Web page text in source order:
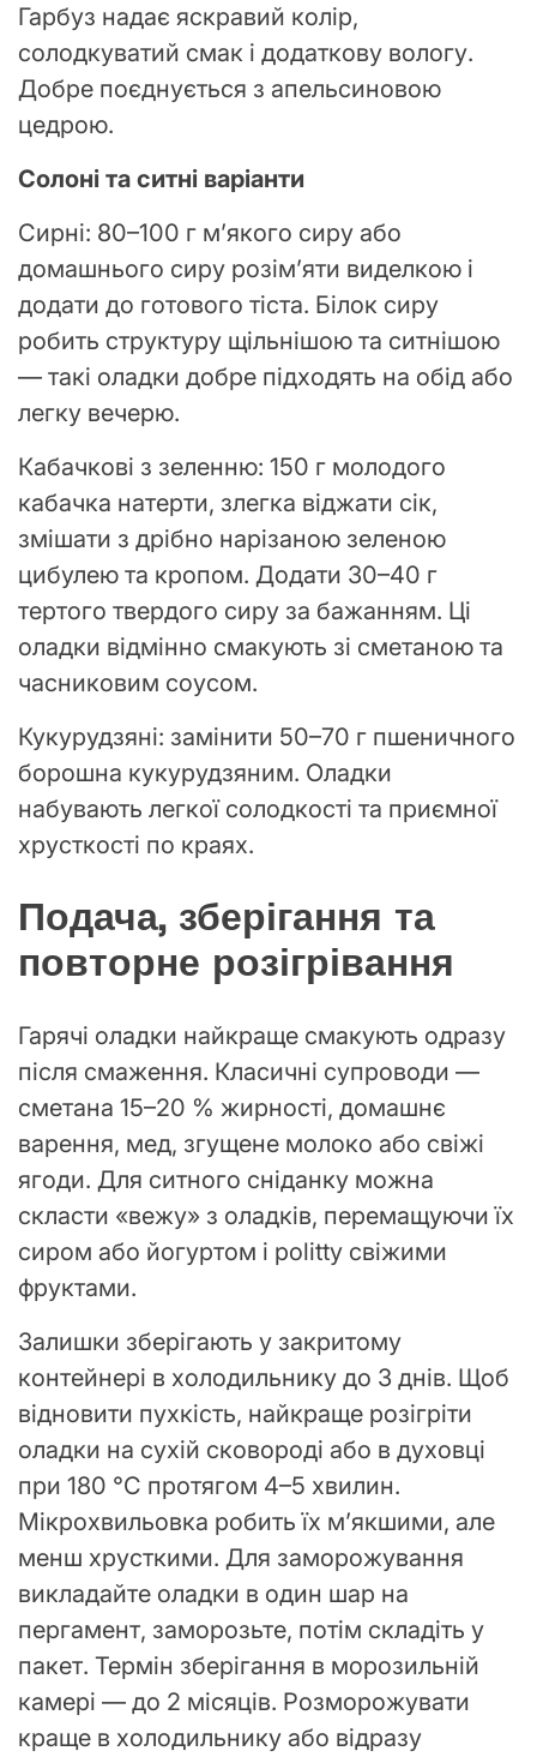
Гарбуз надає яскравий колір,
солодкуватий смак і додаткову вологу.
Добре поєднується з апельсиновою
цедрою.
Солоні та ситні варіанти
Сирні: 80–100 г м’якого сиру або
домашнього сиру розім’яти виделкою і
додати до готового тіста. Білок сиру
робить структуру щільнішою та ситнішою
— такі оладки добре підходять на обід або
легку вечерю.
Кабачкові з зеленню: 150 г молодого
кабачка натерти, злегка віджати сік,
змішати з дрібно нарізаною зеленою
цибулею та кропом. Додати 30–40 г
тертого твердого сиру за бажанням. Ці
оладки відмінно смакують зі сметаною та
часниковим соусом.
Кукурудзяні: замінити 50–70 г пшеничного
борошна кукурудзяним. Оладки
набувають легкої солодкості та приємної
хрусткості по краях.
Подача, зберігання та
повторне розігрівання
Гарячі оладки найкраще смакують одразу
після смаження. Класичні супроводи —
сметана 15–20 % жирності, домашнє
варення, мед, згущене молоко або свіжі
ягоди. Для ситного сніданку можна
скласти «вежу» з оладків, перемащуючи їх
сиром або йогуртом і politty свіжими
фруктами.
Залишки зберігають у закритому
контейнері в холодильнику до 3 днів. Щоб
відновити пухкість, найкраще розігріти
оладки на сухій сковороді або в духовці
при 180 °C протягом 4–5 хвилин.
Мікрохвильовка робить їх м’якшими, але
менш хрусткими. Для заморожування
викладайте оладки в один шар на
пергамент, заморозьте, потім складіть у
пакет. Термін зберігання в морозильній
камері — до 2 місяців. Розморожувати
краще в холодильнику або відразу